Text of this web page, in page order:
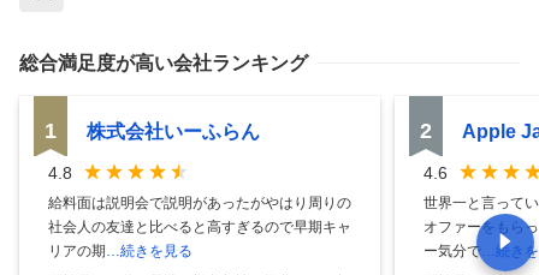
総合満足度が高い会社ランキング
1 株式会社いーふらん
4.8
給料面は説明会で説明があったがやはり周りの
社会人の友達と比べると高すぎるので早期キャ
リアの期…続きを見る
2 Apple
4.6
世界一と言って
オファーをもら
ー気分で…続き